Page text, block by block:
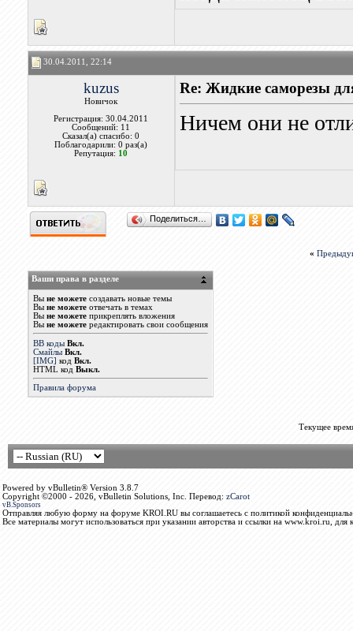
30.04.2011, 22:14
kuzus
Новичок
Регистрация: 30.04.2011
Сообщений: 11
Сказал(а) спасибо: 0
Поблагодарили: 0 раз(а)
Репутация: 10
Re: Жидкие саморезы
Ничем они не
Поделиться…
«
Ваши права в разделе
Вы не можетесоздавать новые темы
Вы не можетеотвечать в темах
Вы не можетеприкреплять вложения
Вы не можетередактировать свои сообщения
BB коды Вкл.
Смайлы Вкл.
[IMG] код Вкл.
HTML код Выкл.
Правила форума
Текущее
Powered by vBulletin® Version 3.8.7
Copyright ©2000 - 2026, vBulletin Solutions, Inc. Перевод: zCarot
vB.Sponsors
Отправляя любую форму на форуме KROI.RU вы соглашаетесь с политикой
Все материалы могут использоваться при указании авторства и ссылки на www.kroi.ru, для